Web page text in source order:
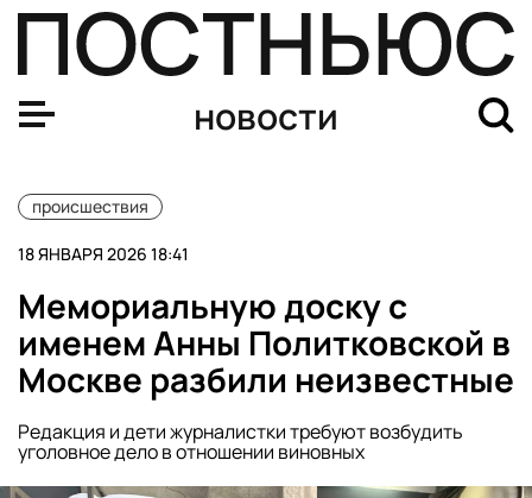
новости
происшествия
18 ЯНВАРЯ 2026 18:41
Мемориальную доску с
именем Анны Политковской в
Москве разбили неизвестные
Редакция и дети журналистки требуют возбудить
уголовное дело в отношении виновных
В Екатеринбурге мужчина избил 13-летнего ребенка,